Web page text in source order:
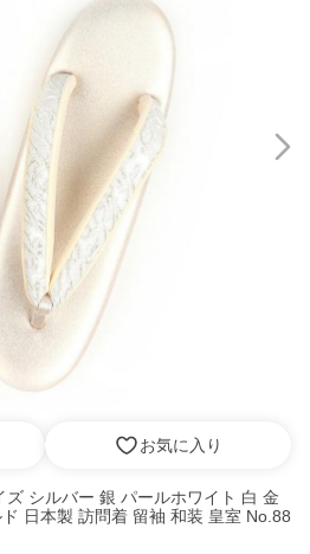
お気に入り
シルバー 銀 パールホワイト 白 金
日本製 訪問着 留袖 和装 皇室 No.88